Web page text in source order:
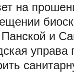
на
и